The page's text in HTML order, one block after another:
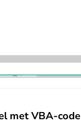
met VBA-code